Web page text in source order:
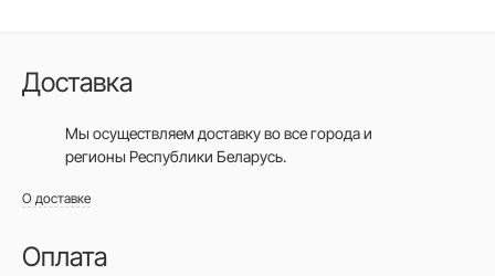
Доставка
Мы осуществляем доставку во все городаи
регионы Республики Беларусь.
О доставке
Оплата